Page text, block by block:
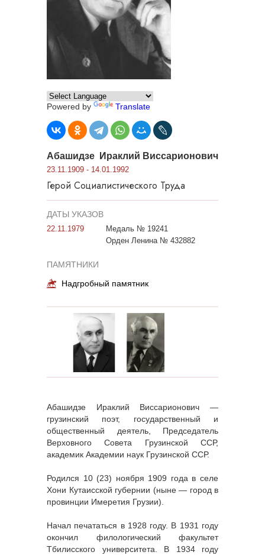
Powered by Translate
Абашидзе Ираклий Виссарионович
23.11.1909 - 14.01.1992
Герой Социалистического Труда
ДАТЫ УКАЗОВ
22.11.1979
Медаль № 19241
Орден Ленина № 432882
ПАМЯТНИКИ
Надгробный памятник
Абашидзе Ираклий Виссарионович —
грузинский поэт, государственный и
общественный деятель, Председатель
Верховного Совета Грузинской ССР,
академик Академии наук Грузинской ССР.
Родился 10 (23) ноября 1909 года в селе
Хони Кутаисской губернии (ныне — город в
провинции Имеретия Грузии).
Начал печататься в 1928 году. В 1931 году
окончил филологический факультет
Тбилисского университета. В 1934 году